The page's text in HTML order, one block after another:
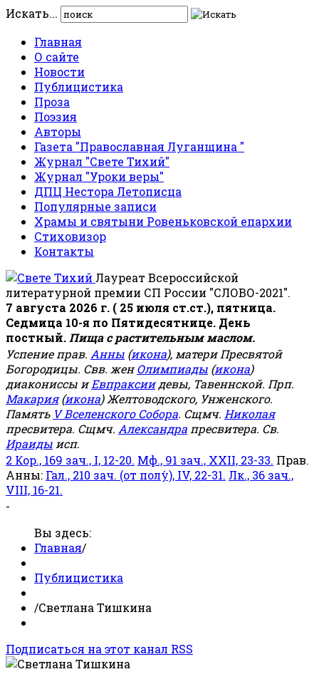
Искать...
Главная
О сайте
Новости
Публицистика
Проза
Поэзия
Авторы
Газета "Православная Луганщина "
Журнал "Свете Тихий"
Журнал "Уроки веры"
ДПЦ Нестора Летописца
Популярные записи
Храмы и святыни Ровеньковской епархии
Стиховизор
Контакты
Лауреат Всероссийской
литературной премии СП России "СЛОВО-2021".
7 августа 2026 г. ( 25 июля ст.ст.), пятница.
Седмица 10-я по Пятидесятнице. День
постный. Пища с растительным маслом.
Успение прав. Анны (икона), матери Пресвятой
Богородицы. Свв. женОлимпиады (икона)
диакониссы иЕвпраксиидевы, Тавеннской. Прп.
Макария(икона) Желтоводского, Унженского.
Память V Вселенского Собора. Сщмч. Николая
пресвитера. Сщмч. Александра пресвитера. Св.
Ираиды исп.
2 Кор., 169 зач., I, 12-20. Мф., 91 зач., XXII, 23-33. Прав.
Анны: Гал., 210 зач. (от полу́), IV, 22-31. Лк., 36 зач.,
VIII, 16-21.
-
Вы здесь:
Главная/
Публицистика
/Светлана Тишкина
Подписаться на этот канал RSS